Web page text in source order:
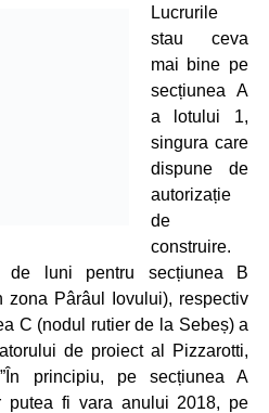
Lucrurile
stau ceva
mai bine pe
secțiunea A
a lotului 1,
singura care
dispune de
autorizație
de
construire.
de luni pentru secțiunea B
zona Pârâul Iovului), respectiv
C (nodul rutier de la Sebeș) a
de proiect al Pizzarotti,
principiu, pe secțiunea A
putea fi vara anului 2018, pe